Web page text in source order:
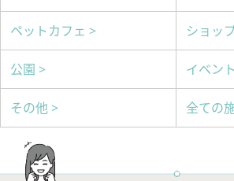
ペットカフェ > ショッ
公園 > イベン
その他 > 全ての